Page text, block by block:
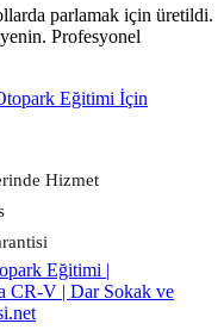
parlamak için üretildi.
Profesyonel
Eğitimi İçin
Hizmet
Eğitimi |
CR-V | Dar Sokak ve